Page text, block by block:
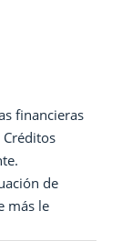
financieras
Créditos
de
más le